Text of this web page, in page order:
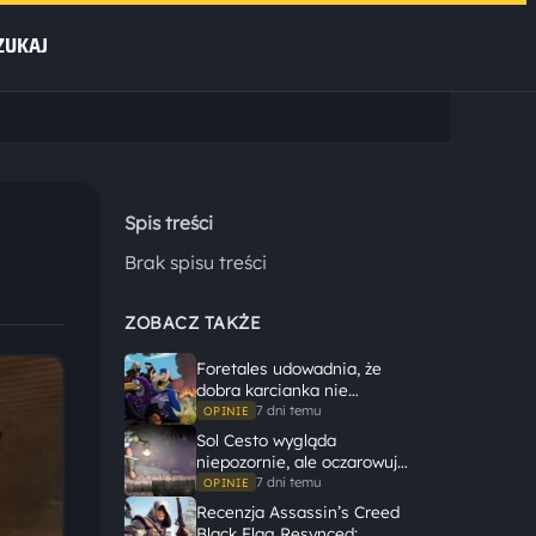
Spis treści
Brak spisu treści
ZOBACZ TAKŻE
Foretales udowadnia, że
dobra karcianka nie
potrzebuje wielkiego
świata, żeby opowiedzieć
dużą historię
OPINIE 7 dni temu
Sol Cesto wygląda
niepozornie, ale oczarowuje
gameplayem
OPINIE 7 dni temu
Recenzja Assassin’s Creed